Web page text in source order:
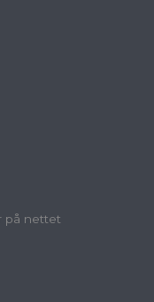
på nettet